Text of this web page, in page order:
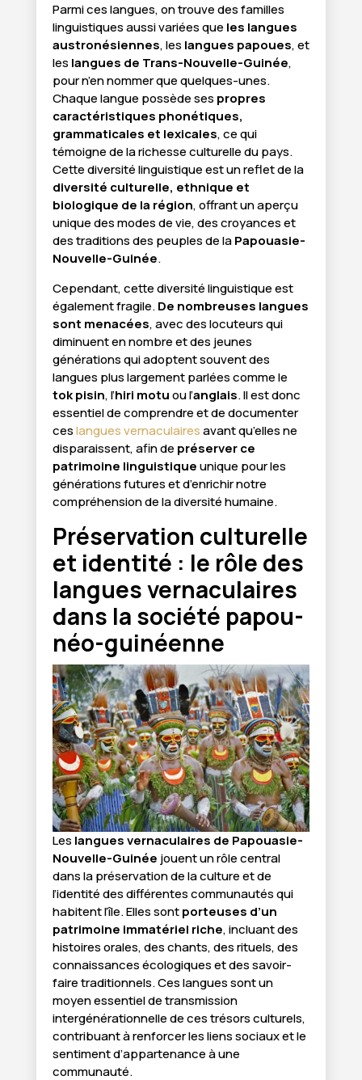
Parmi ces langues, on trouve des familles
linguistiques aussi variées que les langues
austronésiennes, les langues papoues, et
les langues de Trans-Nouvelle-Guinée,
pour n’en nommer que quelques-unes.
Chaque langue possède ses propres
caractéristiques phonétiques,
grammaticales et lexicales, ce qui
témoigne de la richesse culturelle du pays.
Cette diversité linguistique est un reflet de la
diversité culturelle, ethnique et
biologique de la région, offrant un aperçu
unique des modes de vie, des croyances et
des traditions des peuples de laPapouasie-
Nouvelle-Guinée.
Cependant, cette diversité linguistique est
également fragile.De nombreuses langues
sont menacées, avec des locuteurs qui
diminuent en nombre et des jeunes
générations qui adoptent souvent des
langues plus largement parlées comme le
tok pisin, l’hiri motuou l’anglais. Il est donc
essentiel de comprendre et de documenter
ceslangues vernaculairesavant qu’elles ne
disparaissent, afin de préserver ce
patrimoine linguistiqueunique pour les
générations futures et d’enrichir notre
compréhension de la diversité humaine.
Préservation culturelle
et identité : le rôle des
langues vernaculaires
dans la société papou-
néo-guinéenne
Les langues vernaculaires de Papouasie-
Nouvelle-Guinée jouent un rôle central
dans la préservation de la culture et de
l’identité des différentes communautés qui
habitent l’île. Elles sontporteuses d’un
patrimoine immatériel riche, incluant des
histoires orales, des chants, des rituels, des
connaissances écologiques et des savoir-
faire traditionnels. Ces langues sont un
moyen essentiel de transmission
intergénérationnelle de ces trésors culturels,
contribuant à renforcer les liens sociaux et le
sentiment d’appartenance à une
communauté.